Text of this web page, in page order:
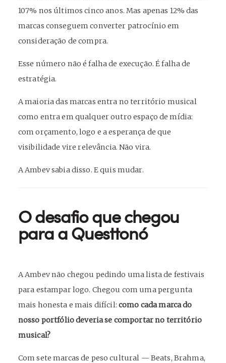
107% nos últimos cinco anos. Mas apenas 12% das
marcas conseguem converter patrocínio em
consideração de compra.
Esse número não é falha de execução. É falha de
estratégia.
A maioria das marcas entra no território musical
como entra em qualquer outro espaço de mídia:
com orçamento, logo e a esperança de que
visibilidade vire relevância. Não vira.
A Ambev sabia disso. E quis mudar.
O desafio que chegou
para a Questtonó
A Ambev não chegou pedindo uma lista de festivais
para estampar logo. Chegou com uma pergunta
mais honesta e mais difícil:como cada marca do
nosso portfólio deveria se comportar no território
musical?
Com sete marcas de peso cultural — Beats, Brahma,